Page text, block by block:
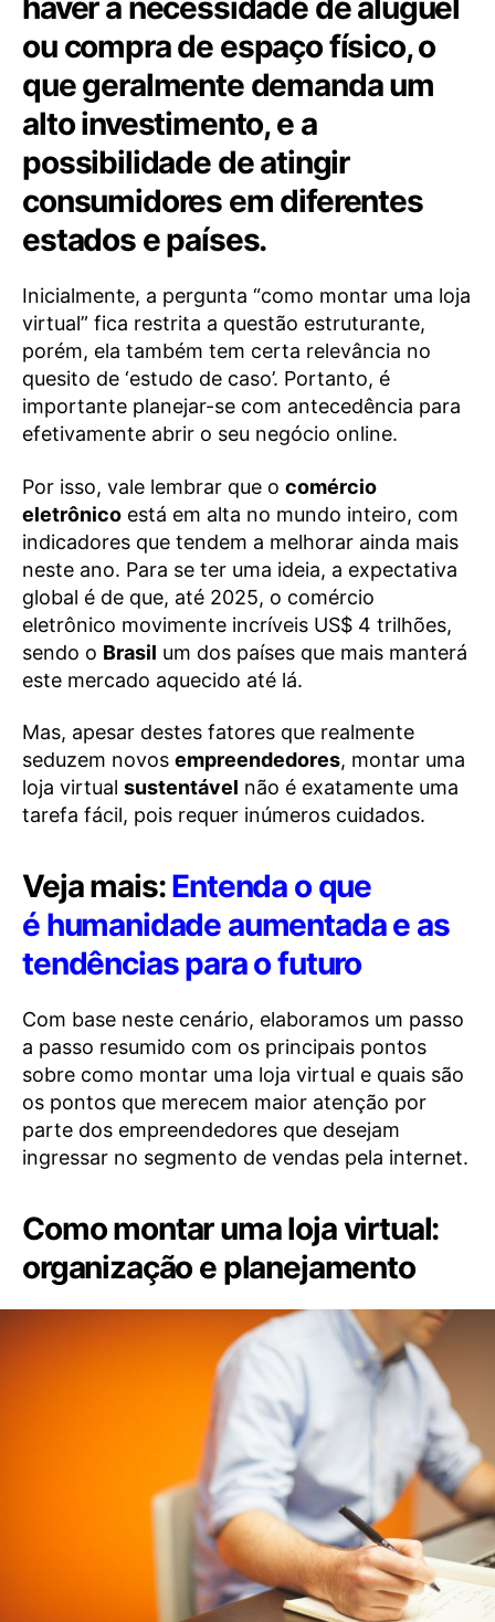
haver a necessidade de aluguel
ou compra de espaço físico, o
que geralmente demanda um
alto investimento, e a
possibilidade de atingir
consumidores em diferentes
estados e países.
Inicialmente, a pergunta “como montar uma loja
virtual” fica restrita a questão estruturante,
porém, ela também tem certa relevância no
quesito de ‘estudo de caso’. Portanto, é
importante planejar-se com antecedência para
efetivamente abrir o seu negócio online.
Por isso, vale lembrar que o comércio
eletrônico está em alta no mundo inteiro, com
indicadores que tendem a melhorar ainda mais
neste ano. Para se ter uma ideia, a expectativa
global é de que, até 2025, o comércio
eletrônico movimente incríveis US$ 4 trilhões,
sendo o Brasil um dos países que mais manterá
este mercado aquecido até lá.
Mas, apesar destes fatores que realmente
seduzem novos empreendedores, montar uma
loja virtual sustentável não é exatamente uma
tarefa fácil, pois requer inúmeros cuidados.
Veja mais:Entenda o que
é humanidade aumentada e as
tendências para o futuro
Com base neste cenário, elaboramos um passo
a passo resumido com os principais pontos
sobre como montar uma loja virtual e quais são
os pontos que merecem maior atenção por
parte dos empreendedores que desejam
ingressar no segmento de vendas pela internet.
Como montar uma loja virtual:
organização e planejamento